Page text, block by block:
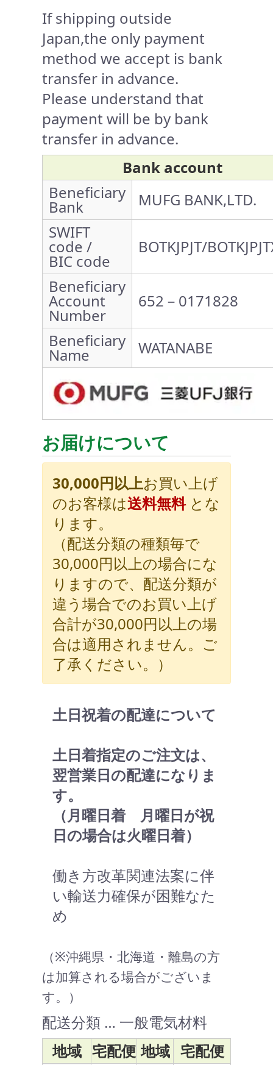
If shipping outside
Japan,the only payment
method we accept is bank
transfer in advance.
Please understand that
payment will be by bank
transfer in advance.
Bank account
Beneficiary
Bank
MUFG BANK,LTD.
SWIFT
code /
BIC code
BOTKJPJT/
Beneficiary
Account
Number
652－0171828
Beneficiary
Name WATANABE
お届けについて
30,000円以上お買い上げ
のお客様は送料無料とな
ります。
（配送分類の種類毎で
30,000円以上の場合にな
りますので、配送分類が
違う場合でのお買い上げ
合計が30,000円以上の場
合は適用されません。ご
了承ください。）
土日祝着の配達について
土日着指定のご注文は、
翌営業日の配達になりま
す。
（月曜日着 月曜日が祝
日の場合は火曜日着）
働き方改革関連法案に伴
い輸送力確保が困難なた
め
（※沖縄県・北海道・離島の方
は加算される場合がございま
す。）
配送分類 … 一般電気材料
地域 宅配便 地域 宅配便